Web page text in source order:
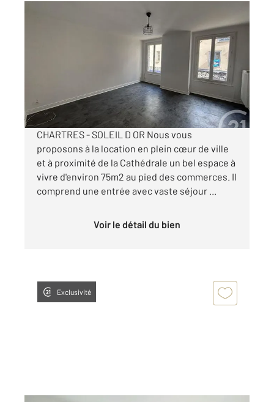
Appartement F3 à louer
800 €
par mois charges comprises
CHARTRES - SOLEIL D OR Nous vous
proposons à la location en plein cœur de ville
et à proximité de la Cathédrale un bel espace à
vivre d'environ 75m2 au pied des commerces. Il
comprend une entrée avec vaste séjour ...
Voir le détail du bien
Exclusivité